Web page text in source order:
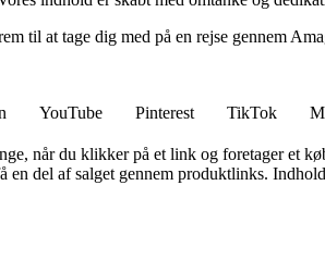
til at tage dig med på en rejse gennem
YouTube Pinterest TikTok
når du klikker på et link og foretager et
del af salget gennem produktlinks.